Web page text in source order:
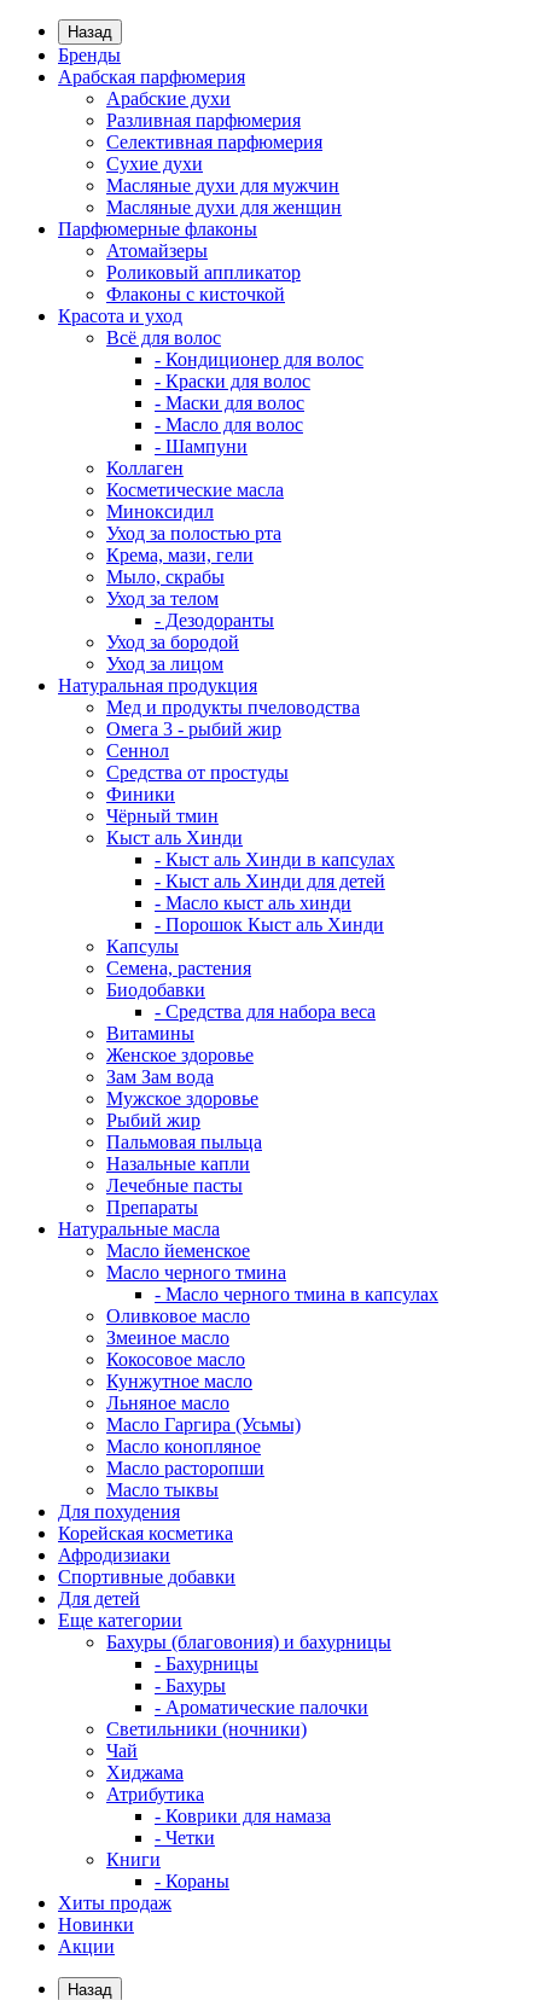
Назад
Бренды
Арабская парфюмерия
Арабские духи
Разливная парфюмерия
Селективная парфюмерия
Сухие духи
Масляные духи для мужчин
Масляные духи для женщин
Парфюмерные флаконы
Атомайзеры
Роликовый аппликатор
Флаконы с кисточкой
Красота и уход
Всё для волос
- Кондиционер для волос
- Краски для волос
- Маски для волос
- Масло для волос
- Шампуни
Коллаген
Косметические масла
Миноксидил
Уход за полостью рта
Крема, мази, гели
Мыло, скрабы
Уход за телом
- Дезодоранты
Уход за бородой
Уход за лицом
Натуральная продукция
Мед и продукты пчеловодства
Омега 3 - рыбий жир
Сеннол
Средства от простуды
Финики
Чёрный тмин
Кыст аль Хинди
- Кыст аль Хинди в капсулах
- Кыст аль Хинди для детей
- Масло кыст аль хинди
- Порошок Кыст аль Хинди
Капсулы
Семена, растения
Биодобавки
- Средства для набора веса
Витамины
Женское здоровье
Зам Зам вода
Мужское здоровье
Рыбий жир
Пальмовая пыльца
Назальные капли
Лечебные пасты
Препараты
Натуральные масла
Масло йеменское
Масло черного тмина
- Масло черного тмина в капсулах
Оливковое масло
Змеиное масло
Кокосовое масло
Кунжутное масло
Льняное масло
Масло Гаргира (Усьмы)
Масло конопляное
Масло расторопши
Масло тыквы
Для похудения
Корейская косметика
Афродизиаки
Спортивные добавки
Для детей
Еще категории
Бахуры (благовония) и бахурницы
- Бахурницы
- Бахуры
- Ароматические палочки
Светильники (ночники)
Чай
Хиджама
Атрибутика
- Коврики для намаза
- Четки
Книги
- Кораны
Хиты продаж
Новинки
Акции
Назад